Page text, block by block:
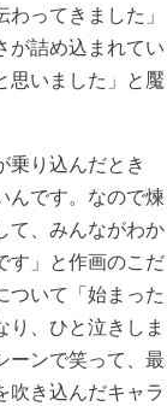
ってきました」
が詰め込まれてい
思いました」と魘
乗り込んだとき
んです。なので煉
て、みんながわか
す」と作画のこだ
ついて「始まった
、ひと泣きしま
ーンで笑って、最
吹き込んだキャラ